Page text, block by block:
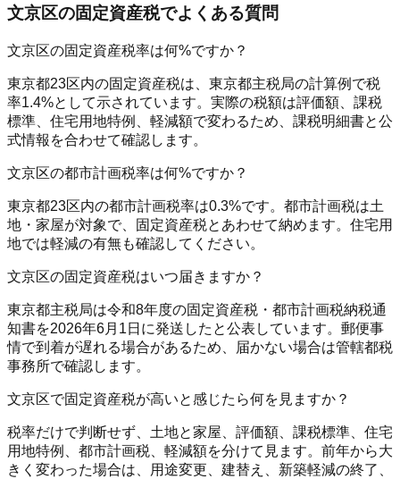
文京区の固定資産税でよくある質問
文京区の固定資産税率は何%ですか？
東京都23区内の固定資産税は、東京都主税局の計算例で税
率1.4%として示されています。実際の税額は評価額、課税
標準、住宅用地特例、軽減額で変わるため、課税明細書と公
式情報を合わせて確認します。
文京区の都市計画税率は何%ですか？
東京都23区内の都市計画税率は0.3%です。都市計画税は土
地・家屋が対象で、固定資産税とあわせて納めます。住宅用
地では軽減の有無も確認してください。
文京区の固定資産税はいつ届きますか？
東京都主税局は令和8年度の固定資産税・都市計画税納税通
知書を2026年6月1日に発送したと公表しています。郵便事
情で到着が遅れる場合があるため、届かない場合は管轄都税
事務所で確認します。
文京区で固定資産税が高いと感じたら何を見ますか？
税率だけで判断せず、土地と家屋、評価額、課税標準、住宅
用地特例、都市計画税、軽減額を分けて見ます。前年から大
きく変わった場合は、用途変更、建替え、新築軽減の終了、